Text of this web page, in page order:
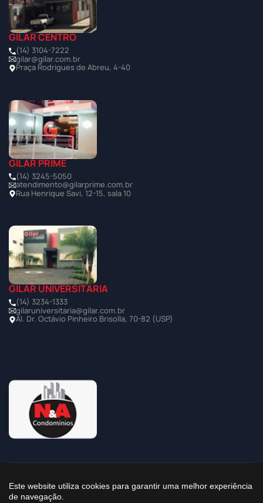
GILAR CENTRO
(14) 3104-7222
gilar@gilar.com.br
Praça Rodrigues de Abreu, 4-40
GILAR PRIME
(14) 3245-5050
atendimento@gilarprime.com.br
Rua Henrique Savi, 12-15, sala 10
GILAR UNIVERSITÁRIA
(14) 3234-1333
gilaruniversitaria@gilar.com.br
Al. Dr. Octávio Pinheiro Brisolla, 70-82 (USP)
©2025 Todos os Direitos Reservados à Imobiliária Gilar
Este website utiliza cookies para garantir uma melhor experiência
de navegação.